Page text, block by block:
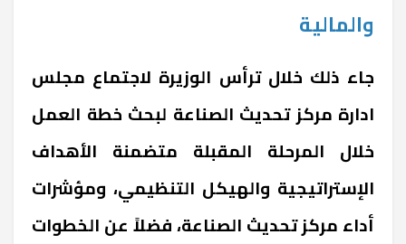
والمالية
جاء ذلك خلال ترأس الوزيرة لاجتماع مجلس
ادارة مركز تحديث الصناعة لبحث خطة العمل
خلال المرحلة المقبلة متضمنة الأهداف
الإستراتيجية والهيكل التنظيمي، ومؤشرات
أداء مركز تحديث الصناعة، فضلاً عن الخطوات